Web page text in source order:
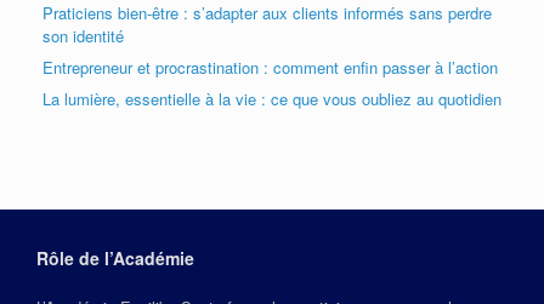
Praticiens bien-être : s’adapter aux clients informés sans perdre
son identité
Entrepreneur et procrastination : comment enfin passer à l’action
La lumière, essentielle à la vie : ce que vous oubliez au quotidien
Rôle de l’Académie